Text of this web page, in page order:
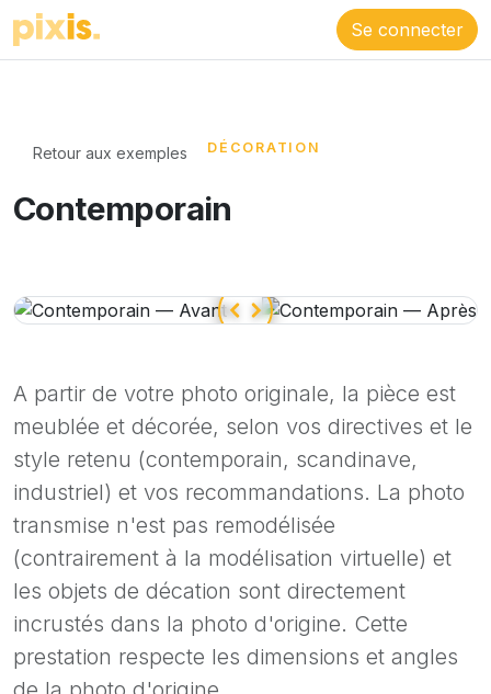
Se connecter
Retour aux exemples DÉCORATION
Contemporain
A partir de votre photo originale, la pièce est
meublée et décorée, selon vos directives et le
style retenu (contemporain, scandinave,
industriel) et vos recommandations. La photo
transmise n'est pas remodélisée
(contrairement à la modélisation virtuelle) et
les objets de décation sont directement
incrustés dans la photo d'origine. Cette
prestation respecte les dimensions et angles